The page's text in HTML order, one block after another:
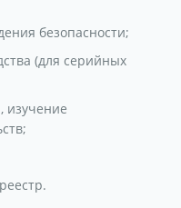
безопасности;
(для серийных
изучение